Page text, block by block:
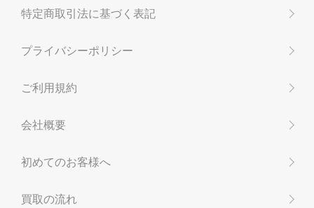
特定商取引法に基づく表記
プライバシーポリシー
ご利用規約
会社概要
初めてのお客様へ
買取の流れ